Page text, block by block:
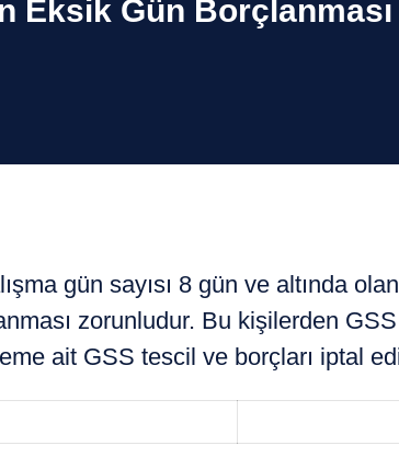
Eksik Gün
gün sayısı 8 gün ve altında
zorunludur. Bu kişilerden
ait GSS tescil ve borçları iptal